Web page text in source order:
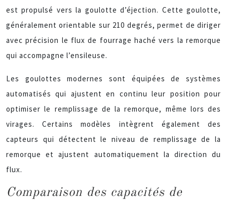
est propulsé vers la goulotte d’éjection. Cette goulotte,
généralement orientable sur 210 degrés, permet de diriger
avec précision le flux de fourrage haché vers la remorque
qui accompagne l’ensileuse.
Les goulottes modernes sont équipées de systèmes
automatisés qui ajustent en continu leur position pour
optimiser le remplissage de la remorque, même lors des
virages. Certains modèles intègrent également des
capteurs qui détectent le niveau de remplissage de la
remorque et ajustent automatiquement la direction du
flux.
Comparaison des capacités de